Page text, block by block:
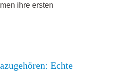
ihre ersten
Echte